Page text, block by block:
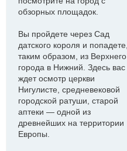
обзорных площадок.
Вы пройдете через Сад
датского короля и попадете,
таким образом, из Верхнего
города в Нижний. Здесь вас
ждет осмотр церкви
Нигулисте, средневековой
городской ратуши, старой
аптеки — одной из
древнейших на территории
Европы.